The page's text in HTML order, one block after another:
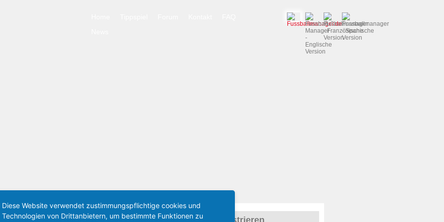
Browsergame-Spiel im Internet Registrieren
Diese Website verwendet zustimmungspflichtige cookies und
Technologien von Drittanbietern, um bestimmte Funktionen zu